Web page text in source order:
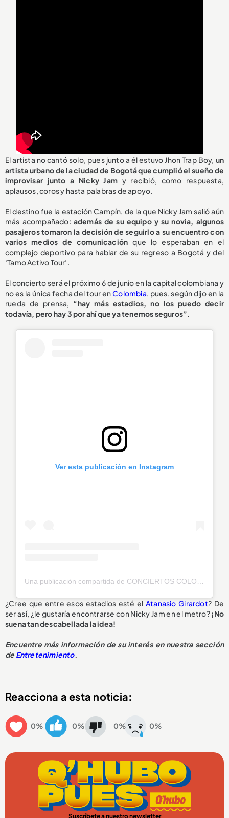
El artista no cantó solo, pues junto a él estuvo Jhon Trap Boy, un
artista urbano de la ciudad de Bogotá que cumplió el sueño de
improvisar junto a Nicky Jam y recibió, como respuesta,
aplausos, coros y hasta palabras de apoyo.
El destino fue la estación Campín, de la que Nicky Jam salió aún
más acompañado: además de su equipo y su novia, algunos
pasajeros tomaron la decisión de seguirlo a su encuentro con
varios medios de comunicación que lo esperaban en el
complejo deportivo para hablar de su regreso a Bogotá y del
‘Tamo Activo Tour’.
El concierto será el próximo 6 de junio en la capital colombiana y
no es la única fecha del tour enColombia, pues, según dijo en la
rueda de prensa, “hay más estadios, no los puedo decir
todavía, pero hay 3 por ahí que ya tenemos seguros”.
Ver esta publicación en Instagram
¿Cree que entre esos estadios esté el Atanasio Girardot? De
ser así, ¿le gustaría encontrarse con Nicky Jam en el metro?¡No
suena tan descabellada la idea!
Encuentre más información de su interés en nuestra sección
deEntretenimiento.
Reacciona a esta noticia:
0% 0% 0% 0%
Suscríbete a nuestro newsletter